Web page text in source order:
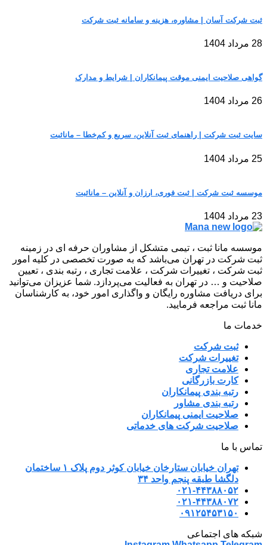
ثبت شرکت آسان | مشاوره، هزینه و سامانه ثبت شرکت
28 مرداد 1404
گواهی صلاحیت ایمنی موقت پیمانکاران | شرایط و مدارک
26 مرداد 1404
سایت ثبت شرکت | راهنمای ثبت آنلاین، سریع و کم‌خطا – مانا‌ثبت
25 مرداد 1404
موسسه ثبت شرکت | ثبت فوری، ارزان و آنلاین – مانا‌ثبت
23 مرداد 1404
موسسه مانا ثبت ، تیمی متشکل از مشاوران حرفه ای در زمینه
ثبت شرکت در تهران می‌باشد که به صورت تخصصی در کلیه امور
ثبت شرکت ، تغییرات شرکت ، علامت تجاری ، رتبه بندی ، تعیین
صلاحیت و … در تهران به فعالیت می‌پردازد. شما عزیزان می‌توانید
برای دریافت مشاوره رایگان و واگذاری امور خود، به کارشناسان
مانا ثبت مراجعه فرمایید.
خدمات ما
ثبت شرکت
تغییرات شرکت
علامت تجاری
کارت بازرگانی
رتبه بندی پیمانکاران
رتبه بندی مشاور
صلاحیت ایمنی پیمانکاران
صلاحیت شرکت های خدماتی
تماس با ما
تهران خیابان ستارخان خیابان کوثر دوم پلاک ۱ ساختمان
دلگشا طبقه پنجم واحد ۳۴
۰۲۱-۴۴۳۸۸۰۵۲
۰۲۱-۴۴۳۸۸۰۷۲
۰۹۱۲۵۴۵۳۱۵۰
شبکه های اجتماعی